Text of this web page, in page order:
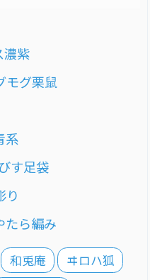
濃紫
モグ栗鼠
系
す足袋
り
たら編み
和兎庵
ヰロハ狐